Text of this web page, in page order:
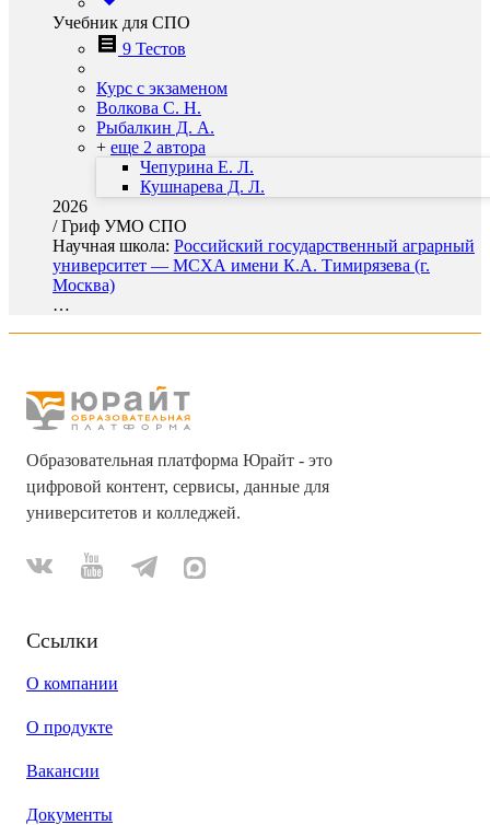
Учебник для СПО
9 Тестов
Курс с экзаменом
Волкова С. Н.
Рыбалкин Д. А.
+ еще 2 автора
Чепурина Е. Л.
Кушнарева Д. Л.
2026
/Гриф УМО СПО
Научная школа: Российский государственный аграрный
университет — МСХА имени К.А. Тимирязева (г.
Москва)
…
Образовательная платформа Юрайт - это
цифровой контент, сервисы, данные для
университетов и колледжей.
Ссылки
О компании
О продукте
Вакансии
Документы